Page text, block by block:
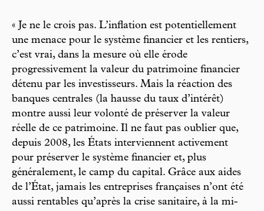
« Je ne le crois pas. L’inflation est potentiellement
une menace pour le système financier et les rentiers,
c’est vrai, dans la mesure où elle érode
progressivement la valeur du patrimoine financier
détenu par les investisseurs. Mais la réaction des
banques centrales (la hausse du taux d’intérêt)
montre aussi leur volonté de préserver la valeur
réelle de ce patrimoine. Il ne faut pas oublier que,
depuis 2008, les États interviennent activement
pour préserver le système financier et, plus
généralement, le camp du capital. Grâce aux aides
de l’État, jamais les entreprises françaises n’ont été
aussi rentables qu’après la crise sanitaire, à la mi-